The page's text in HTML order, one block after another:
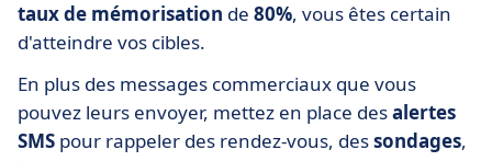
tauxde mémorisation de 80%, vous êtes certain
d'atteindre vos cibles.
En plus des messages commerciaux que vous
pouvez leurs envoyer, mettez en place desalertes
SMS pour rappeler des rendez-vous, dessondages,